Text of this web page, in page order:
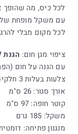
לכל כיס, מה שהופך
עם משקל מופחת של
לכל מקום מבלי
ציפוי מגן חום: הגנת UV הגבוהה ביותר 50+
עם הגנה על חום
צלעות בעלות 3 חלקים עשויות אלומיניום ופיברגלס
אורך סגור: 26 ס"מ
קוטר חופה: 97 ס"מ
משקל: 185 גרם
מנגנון פתיחה: